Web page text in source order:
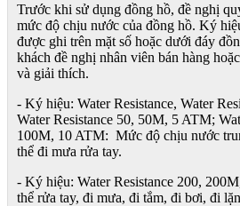
Trước khi sử dụng đồng hồ, đề nghị
mức độ chịu nước của đồng hồ. Ký
được ghi trên mặt số hoặc dưới đáy
khách đề nghị nhân viên bán hàng
và giải thích.
- Ký hiệu: Water Resistance, Water
Water Resistance 50, 50M, 5 ATM;
100M, 10 ATM: Mức độ chịu nước
thể đi mưa rửa tay.
- Ký hiệu: Water Resistance 200,
thể rửa tay, đi mưa, đi tắm, đi bơi, đi